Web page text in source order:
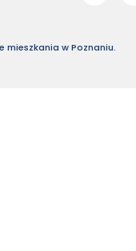
mieszkania w Poznaniu.